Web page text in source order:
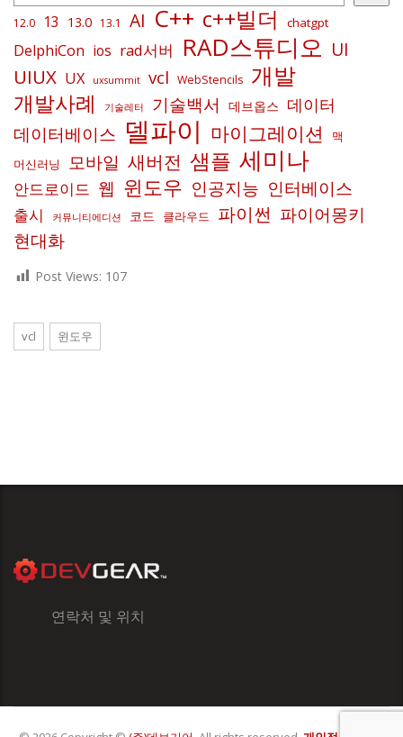
12.0 13 13.0 13.1 AI C++ c++빌더 chatgpt
DelphiCon ios rad서버 RAD스튜디오 UI
UIUX UX uxsummit vcl WebStencils 개발
개발사례 기술레터 기술백서 데브옵스 데이터
데이터베이스 델파이 마이그레이션
맥
머신러닝
모바일 새버전 샘플 세미나
안드로이드 웹 윈도우 인공지능 인터베이스
출시 커뮤니티에디션 코드 클라우드 파이썬 파이어몽키
현대화
Post Views: 107
vcl 윈도우
연락처 및 위치